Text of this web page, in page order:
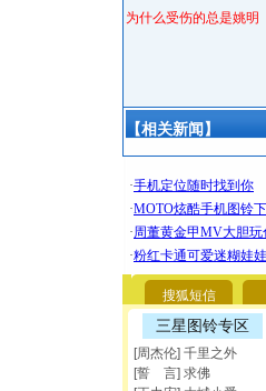
为什么受伤的总是姚明
【相关新闻】
搜狐短信
三星图铃专区
[周杰伦] 千里之外
[誓 言] 求佛